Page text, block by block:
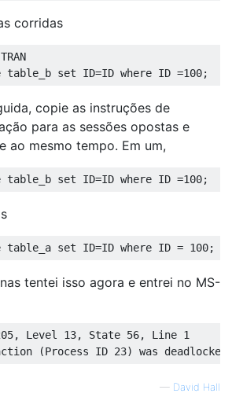
corridas
TRAN
table_b set ID=ID where ID =100;
copie as instruções de
para as sessões opostas e
ao mesmo tempo. Em um,
table_b set ID=ID where ID =100;
table_a set ID=ID where ID = 100;
tentei isso agora e entrei no MS-
, Level 13, State 56, Line 1
(Process ID 23) was
— David Hall